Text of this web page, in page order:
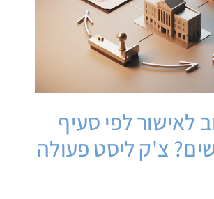
לאישור לפי סעיף
צ'ק ליסט פעולה